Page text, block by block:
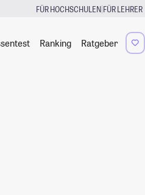
FÜR HOCHSCHULEN|FÜR LEHRER
Ranking Ratgeber